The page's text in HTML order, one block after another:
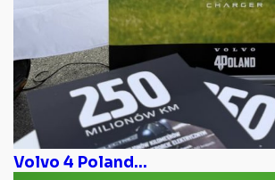
Volvo 4 Poland...